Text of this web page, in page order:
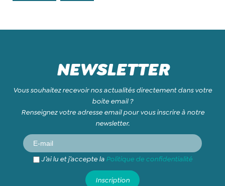
NEWSLETTER
Vous souhaitez recevoir nos actualités directement dans votre
boite email ?
Renseignez votre adresse email pour vous inscrire à notre
newsletter.
J’ai lu et j’accepte la Politique de confidentialité